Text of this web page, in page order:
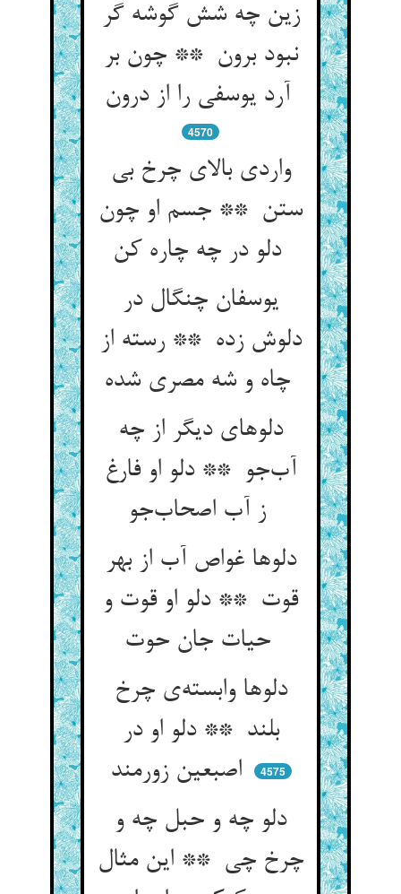
زین چه شش گوشه گر
نبود برون ** چون بر
4570
واردی بالای چرخ بی
ستن ** جسم او چون
دلو در چه چاره کن
یوسفان چنگال در
دلوش زده ** رسته از
دلوهای دیگر از چه
آب‌جو ** دلو او فارغ
دلوها غواص آب از بهر
قوت ** دلو او قوت و
حیات جان حوت
دلوها وابسته‌ی چرخ
بلند ** دلو او در
اصبعین زورمند
4575
دلو چه و حبل چه و
چرخ چی ** این مثال